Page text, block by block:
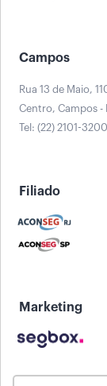
Campos
Rua 13 de Maio,
Centro, Campos -
Tel: (22) 2101-3200
Filiado
Marketing